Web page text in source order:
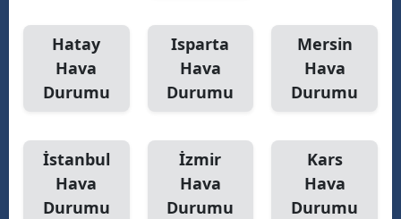
Hatay
Hava
Durumu
Isparta
Hava
Durumu
Mersin
Hava
Durumu
İstanbul
Hava
Durumu
İzmir
Hava
Durumu
Kars
Hava
Durumu